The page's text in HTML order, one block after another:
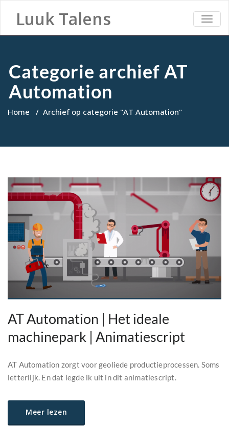
Luuk Talens
Categorie archief AT
Automation
Home / Archief op categorie "AT Automation"
AT Automation | Het ideale
machinepark | Animatiescript
AT Automation zorgt voor geoliede productieprocessen. Soms
letterlijk. En dat legde ik uit in dit animatiescript.
Meer lezen